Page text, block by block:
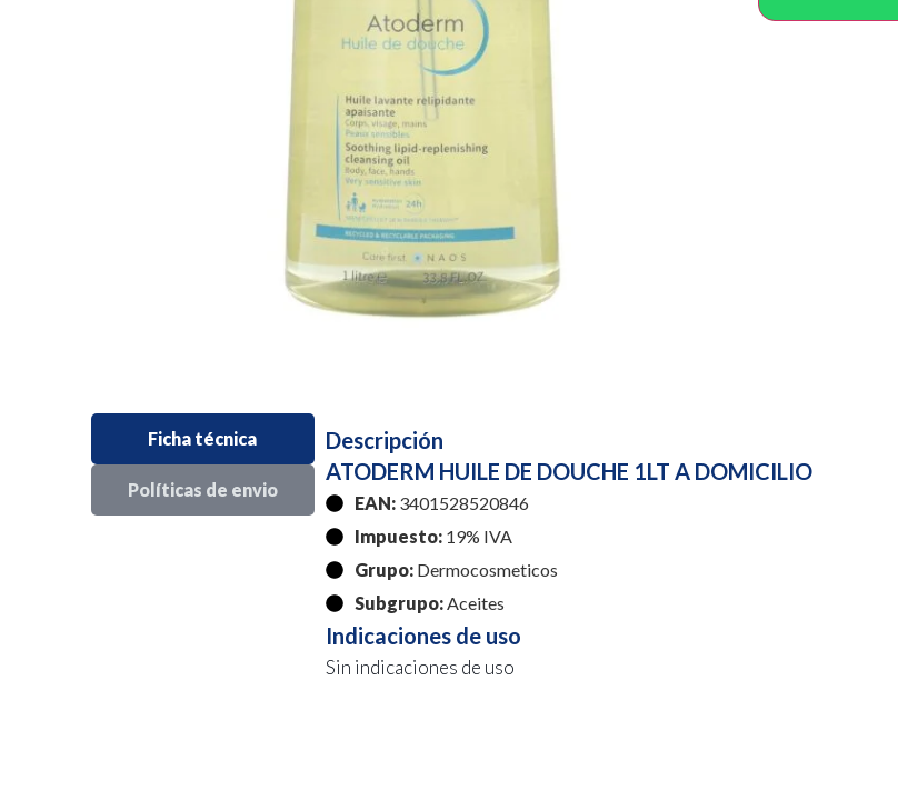
Ficha técnica
Políticas de envio
Descripción
ATODERM HUILE DE DOUCHE 1LT A DOMICILIO
EAN:3401528520846
Impuesto:19% IVA
Grupo:Dermocosmeticos
Subgrupo:Aceites
Indicaciones de uso
Sin indicaciones de uso